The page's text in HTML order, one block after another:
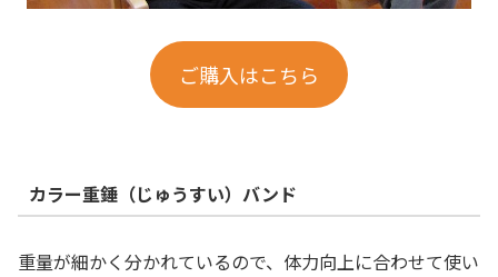
ご購入はこちら
カラー重錘（じゅうすい）バンド
重量が細かく分かれているので、体力向上に合わせて使い